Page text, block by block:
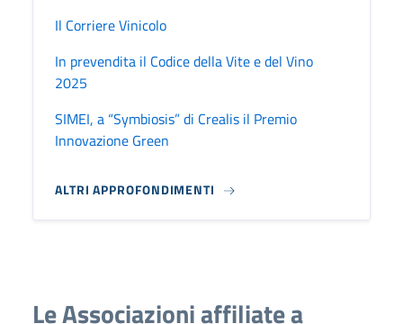
Il Corriere Vinicolo
In prevendita il Codice della Vite e del Vino
2025
SIMEI, a “Symbiosis” di Crealis il Premio
Innovazione Green
ALTRI APPROFONDIMENTI
Le Associazioni affiliate a